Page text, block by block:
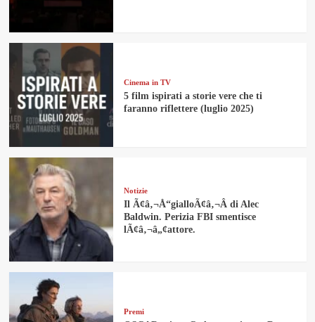
Cinema in TV
5 film ispirati a storie vere che ti
faranno riflettere (luglio 2025)
Notizie
Il Ã¢â‚¬Å“gialloÃ¢â‚¬Â di Alec
Baldwin. Perizia FBI smentisce
lÃ¢â‚¬â„¢attore.
Premi